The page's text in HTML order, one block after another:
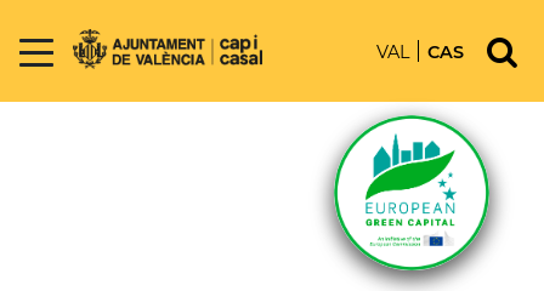
VAL CAS